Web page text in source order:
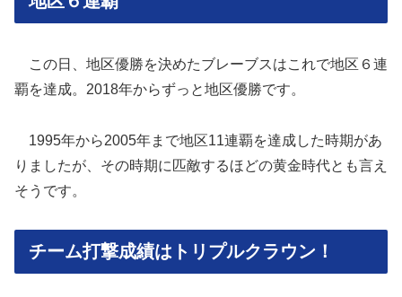
この日、地区優勝を決めたブレーブスはこれで地区６連
覇を達成。2018年からずっと地区優勝です。
1995年から2005年まで地区11連覇を達成した時期があ
りましたが、その時期に匹敵するほどの黄金時代とも言え
そうです。
チーム打撃成績はトリプルクラウン！